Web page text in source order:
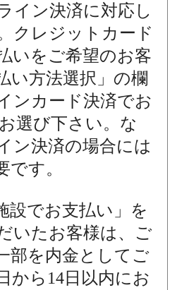
イン決済に対応し
クレジットカード
いをご希望のお客
い方法選択」の欄
ンカード決済でお
選び下さい。な
ン決済の場合には
です。
設でお支払い」を
いたお客様は、ご
部を内金としてご
から14日以内にお